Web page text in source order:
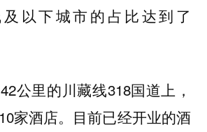
以下城市的占比达到了
公里的川藏线318国道上，
家酒店。目前已经开业的酒